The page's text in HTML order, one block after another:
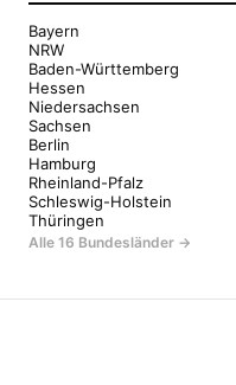
Bayern
NRW
Baden-Württemberg
Hessen
Niedersachsen
Sachsen
Berlin
Hamburg
Rheinland-Pfalz
Schleswig-Holstein
Thüringen
Alle 16 Bundesländer →